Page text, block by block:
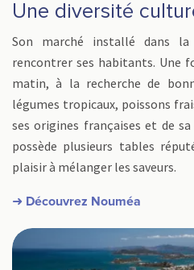
Une diversité
Son marché installé dans la
rencontrer ses habitants. Une
matin, à la recherche de
légumes tropicaux, poissons
ses origines françaises et de
possède plusieurs tables
plaisir à mélanger les saveurs.
➜ Découvrez Nouméa